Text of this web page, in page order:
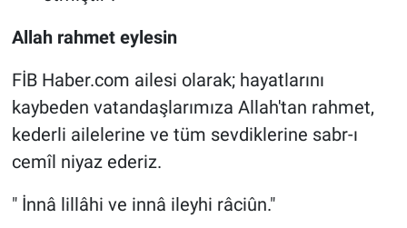
Allah rahmet eylesin
FİB Haber.com ailesi olarak; hayatlarını
kaybeden vatandaşlarımıza Allah'tan rahmet,
kederli ailelerine ve tüm sevdiklerine sabr-ı
cemîl niyaz ederiz.
" İnnâ lillâhi ve innâ ileyhi râciûn."